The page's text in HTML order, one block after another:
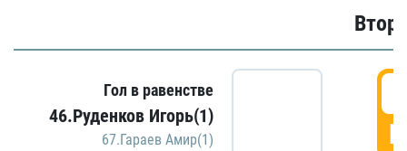
Гол в равенстве
46.Руденков Игорь(1)
67.Гараев Амир(1)